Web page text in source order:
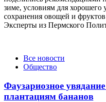
зиме, условиям для хорошего
сохранения овощей и
Эксперты из Пермского
КатегорииВсе новости
Общество
Фaузариозное
плантациям бананов